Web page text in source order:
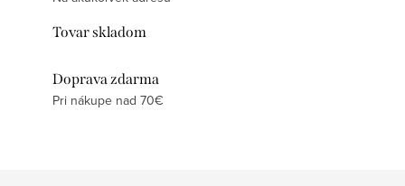
Tovar skladom
Doprava zdarma
Pri nákupe nad 70€